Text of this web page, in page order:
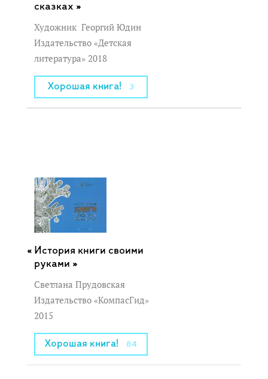
сказках »
Художник Георгий Юдин
Издательство «Детская
литература» 2018
Хорошая книга! 3
История книги своими
руками »
Светлана Прудовская
Издательство «КомпасГид»
2015
Хорошая книга! 84